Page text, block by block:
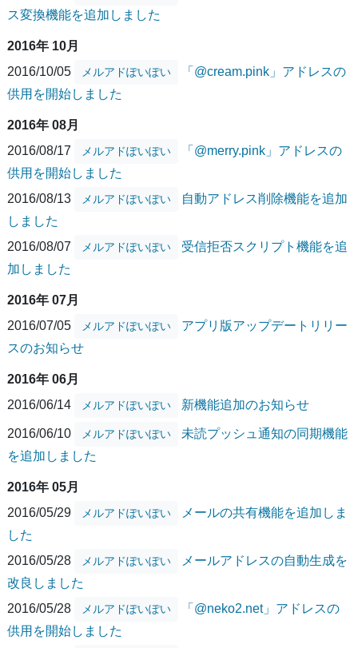
ス変換機能を追加しました
2016年 10月
2016/10/05
メルアドぽいぽい
「@cream.pink」アドレスの
供用を開始しました
2016年 08月
2016/08/17
メルアドぽいぽい
「@merry.pink」アドレスの
供用を開始しました
2016/08/13
メルアドぽいぽい
自動アドレス削除機能を追加
しました
2016/08/07
メルアドぽいぽい
受信拒否スクリプト機能を追
加しました
2016年 07月
2016/07/05
メルアドぽいぽい
アプリ版アップデートリリー
スのお知らせ
2016年 06月
2016/06/14
メルアドぽいぽい 新機能追加のお知らせ
2016/06/10 メルアドぽいぽい
未読プッシュ通知の同期機能
を追加しました
2016年 05月
2016/05/29
メルアドぽいぽい
メールの共有機能を追加しま
した
2016/05/28
メルアドぽいぽい
メールアドレスの自動生成を
改良しました
2016/05/28
メルアドぽいぽい
「@neko2.net」アドレスの
供用を開始しました